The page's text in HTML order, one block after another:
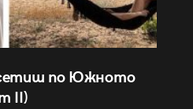
по Южното
II)